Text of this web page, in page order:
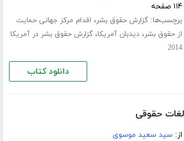
۱۱۴ صفحه
برچسب‌ها:گزارش حقوق بشر، اقدام مرکز جهانی حمایت
از حقوق بشر،دیدبان آمریکا،گزارش حقوق بشر در آمریکا
2014
دانلود کتاب
حقوقی
از:سید سعید موسوی